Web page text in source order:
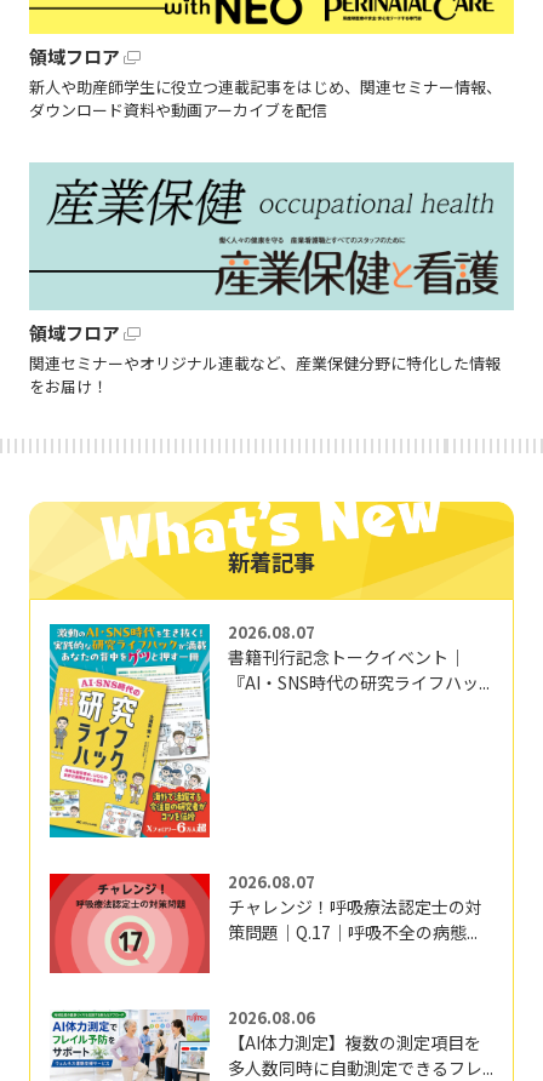
領域フロア
新人や助産師学生に役立つ連載記事をはじめ、関連セミナー情報、
ダウンロード資料や動画アーカイブを配信
領域フロア
関連セミナーやオリジナル連載など、産業保健分野に特化した情報
をお届け！
新着記事
2026.08.07
書籍刊行記念トークイベント｜
『AI・SNS時代の研究ライフハッ...
2026.08.07
チャレンジ！呼吸療法認定士の対
策問題｜Q.17｜呼吸不全の病態...
2026.08.06
【AI体力測定】複数の測定項目を
多人数同時に自動測定できるフレ...